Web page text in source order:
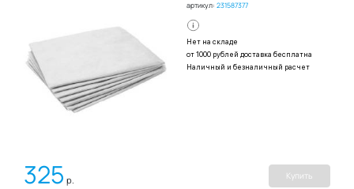
артикул: 231587377
Нет на складе
от 1000 рублей доставка бесплатна
Наличный и безналичный расчет
325 р. Купить